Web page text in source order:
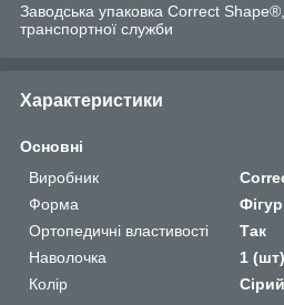
Заводська упаковка Correct
транспортної служби
Характеристики
Основні
Виробник
Форма
Ортопедичні властивості
Так
Наволочка
1 (шт)
Колір
Сірий